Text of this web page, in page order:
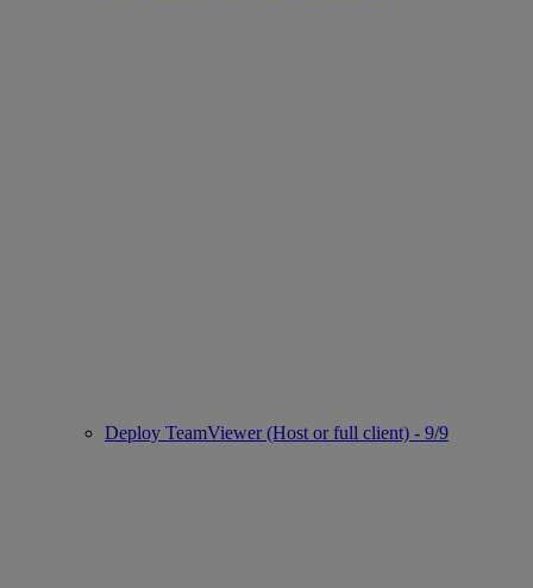
Deploy TeamViewer (Host or full client) - 9/9